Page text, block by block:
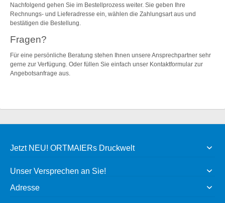
Nachfolgend gehen Sie im Bestellprozess weiter. Sie geben Ihre
Rechnungs- und Lieferadresse ein, wählen die Zahlungsart aus und
bestätigen die Bestellung.
Fragen?
Für eine persönliche Beratung stehen Ihnen unsere Ansprechpartner sehr
gerne zur Verfügung. Oder füllen Sie einfach unser Kontaktformular zur
Angebotsanfrage aus.
Jetzt NEU! ORTMAIERs Druckwelt
Unser Versprechen an Sie!
Adresse